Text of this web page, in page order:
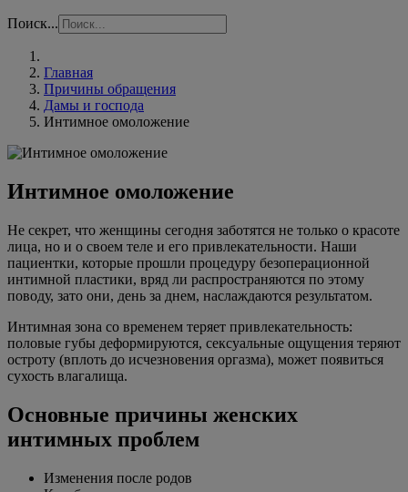
Поиск...
Главная
Причины обращения
Дамы и господа
Интимное омоложение
Интимное омоложение
Не секрет, что женщины сегодня заботятся не только о красоте
лица, но и о своем теле и его привлекательности. Наши
пациентки, которые прошли процедуру безоперационной
интимной пластики, вряд ли распространяются по этому
поводу, зато они, день за днем, наслаждаются результатом.
Интимная зона со временем теряет привлекательность:
половые губы деформируются, сексуальные ощущения теряют
остроту (вплоть до исчезновения оргазма), может появиться
сухость влагалища.
Основные причины женских
интимных проблем
Изменения после родов